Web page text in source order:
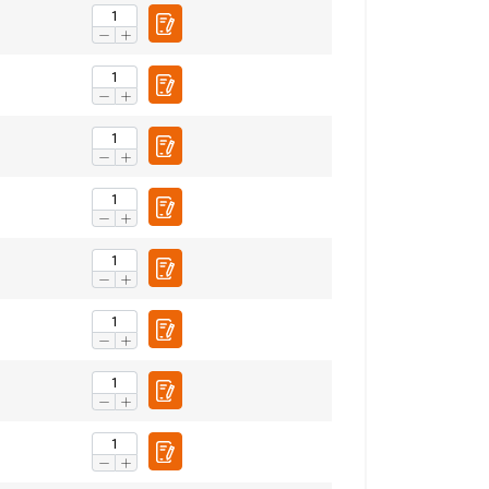
ENGLISH TRANSLATION
partneriem,
izmantojot